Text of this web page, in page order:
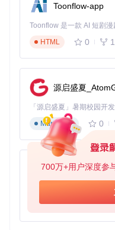
700万+用户深度参
保持训练师意图。
2. Showdown配置导入
通过PasteImporter模块
动提取特性、技能、努力
宝可梦队伍文本，解析
只。
3. 盒子批量合法化功能 [
LegalizeBoxes模块支持
过多线程技术同时处理
宝可梦的平均耗时仅需
4. 实时数据同步系统 [扩
信协议确保修改数据安
戏版本，数据同步延迟
5. 生成规则定制系统 [个
Toonflow-app
HTML
0
源启盛夏
Markdown
0
AionUi
TypeScript
0